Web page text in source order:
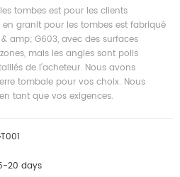
tombes est pour les clients
granit pour les tombes est fabriqué
amp; G603, avec des surfaces
mais les angles sont polis
de l'acheteur. Nous avons
tombale pour vos choix. Nous
tant que vos exigences.
20 days